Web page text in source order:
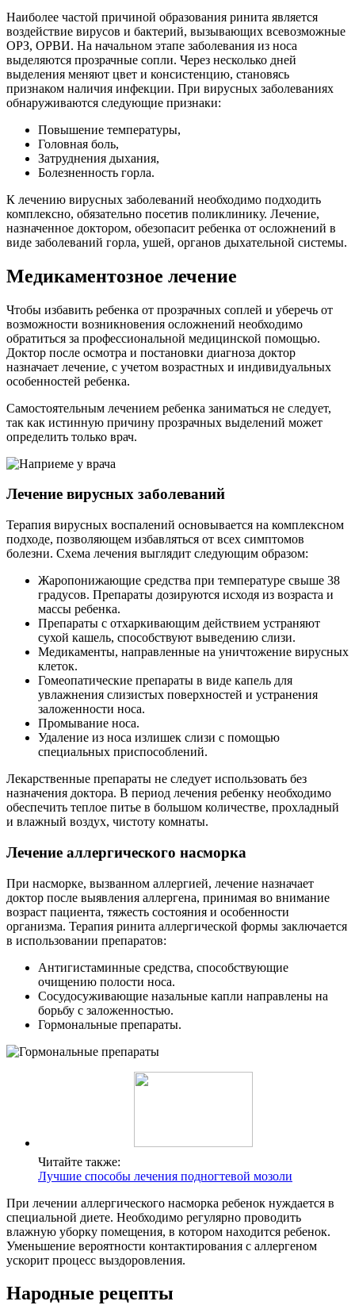
Наиболее частой причиной образования ринита является
воздействие вирусов и бактерий, вызывающих всевозможные
ОРЗ, ОРВИ. На начальном этапе заболевания из носа
выделяются прозрачные сопли. Через несколько дней
выделения меняют цвет и консистенцию, становясь
признаком наличия инфекции. При вирусных заболеваниях
обнаруживаются следующие признаки:
Повышение температуры,
Головная боль,
Затруднения дыхания,
Болезненность горла.
К лечению вирусных заболеваний необходимо подходить
комплексно, обязательно посетив поликлинику. Лечение,
назначенное доктором, обезопасит ребенка от осложнений в
виде заболеваний горла, ушей, органов дыхательной системы.
Медикаментозное лечение
Чтобы избавить ребенка от прозрачных соплей и уберечь от
возможности возникновения осложнений необходимо
обратиться за профессиональной медицинской помощью.
Доктор после осмотра и постановки диагноза доктор
назначает лечение, с учетом возрастных и индивидуальных
особенностей ребенка.
Самостоятельным лечением ребенка заниматься не следует,
так как истинную причину прозрачных выделений может
определить только врач.
Лечение вирусных заболеваний
Терапия вирусных воспалений основывается на комплексном
подходе, позволяющем избавляться от всех симптомов
болезни. Схема лечения выглядит следующим образом:
Жаропонижающие средства при температуре свыше 38
градусов. Препараты дозируются исходя из возраста и
массы ребенка.
Препараты с отхаркивающим действием устраняют
сухой кашель, способствуют выведению слизи.
Медикаменты, направленные на уничтожение вирусных
клеток.
Гомеопатические препараты в виде капель для
увлажнения слизистых поверхностей и устранения
заложенности носа.
Промывание носа.
Удаление из носа излишек слизи с помощью
специальных приспособлений.
Лекарственные препараты не следует использовать без
назначения доктора. В период лечения ребенку необходимо
обеспечить теплое питье в большом количестве, прохладный
и влажный воздух, чистоту комнаты.
Лечение аллергического насморка
При насморке, вызванном аллергией, лечение назначает
доктор после выявления аллергена, принимая во внимание
возраст пациента, тяжесть состояния и особенности
организма. Терапия ринита аллергической формы заключается
в использовании препаратов:
Антигистаминные средства, способствующие
очищению полости носа.
Сосудосуживающие назальные капли направлены на
борьбу с заложенностью.
Гормональные препараты.
Читайте также:
Лучшие способы лечения подногтевой мозоли
При лечении аллергического насморка ребенок нуждается в
специальной диете. Необходимо регулярно проводить
влажную уборку помещения, в котором находится ребенок.
Уменьшение вероятности контактирования с аллергеном
ускорит процесс выздоровления.
Народные рецепты